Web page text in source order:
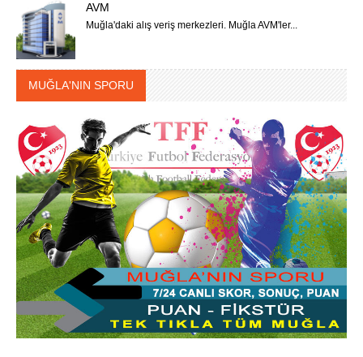
AVM
Muğla'daki alış veriş merkezleri. Muğla AVM'ler...
MUĞLA'NIN SPORU